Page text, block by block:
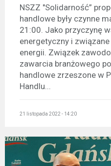
NSZZ "Solidarność”
handlowe były czynne
21:00. Jako przyczynę
energetyczny i
energii. Związek
zawarcia branżowego
handlowe zrzeszone w
Handlu...
21 listopada 2022 - 14:20